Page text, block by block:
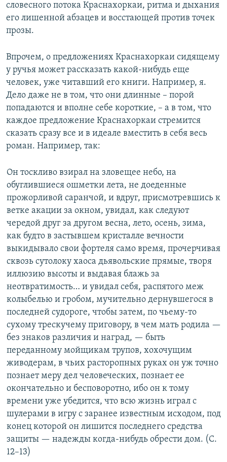
словесного потока Краснахоркаи, ритма и дыхания
его лишенной абзацев и восстающей против точек
прозы.
Впрочем, о предложениях Краснахоркаи сидящему
у ручья может рассказать какой-нибудь еще
человек, уже читавший его книги. Например, я.
Дело даже не в том, что они длинные – порой
попадаются и вполне себе короткие, – а в том, что
каждое предложение Краснахоркаи стремится
сказать сразу все и в идеале вместить в себя весь
роман. Например, так:
Он тоскливо взирал на зловещее небо, на
обуглившиеся ошметки лета, не доеденные
прожорливой саранчой, и вдруг, присмотревшись к
ветке акации за окном, увидал, как следуют
чередой друг за другом весна, лето, осень, зима,
как будто в застывшем кристалле вечности
выкидывало свои фортеля само время, прочерчивая
сквозь сутолоку хаоса дьявольские прямые, творя
иллюзию высоты и выдавая блажь за
неотвратимость… и увидал себя, распятого меж
колыбелью и гробом, мучительно дернувшегося в
последней судороге, чтобы затем, по чьему-то
сухому трескучему приговору, в чем мать родила —
без знаков различия и наград, — быть
переданному мойщикам трупов, хохочущим
живодерам, в чьих расторопных руках он уж точно
познает меру дел человеческих, познает ее
окончательно и бесповоротно, ибо он к тому
времени уже убедится, что всю жизнь играл с
шулерами в игру с заранее известным исходом, под
конец которой он лишится последнего средства
защиты — надежды когда-нибудь обрести дом. (C.
12–13)